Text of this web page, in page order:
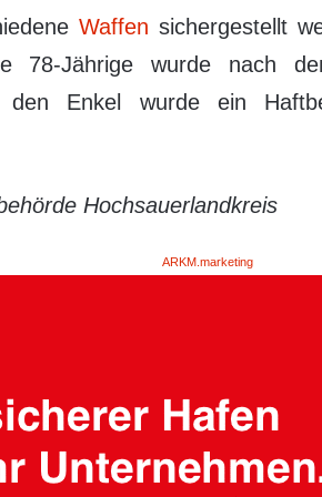
Waffen sichergestellt
78-Jährige wurde nach
den Enkel wurde ein
Hochsauerlandkreis
ARKM.marketing